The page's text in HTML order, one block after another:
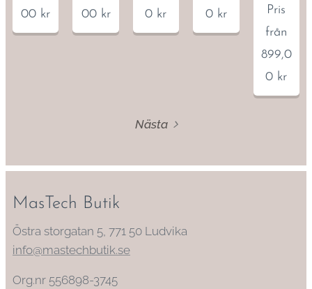
00 kr
00kr
0 kr
0kr
Pris
från
899,0
0 kr
Nästa
MasTech Butik
Östra storgatan 5, 771 50 Ludvika
info@mastechbutik.se
Org.nr 556898-3745